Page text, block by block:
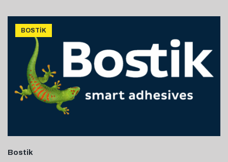
BOSTIK
Bostik